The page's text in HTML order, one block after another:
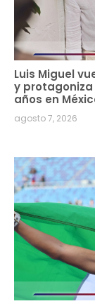
Luis Miguel
y protagoniza
años en
agosto 7, 2026